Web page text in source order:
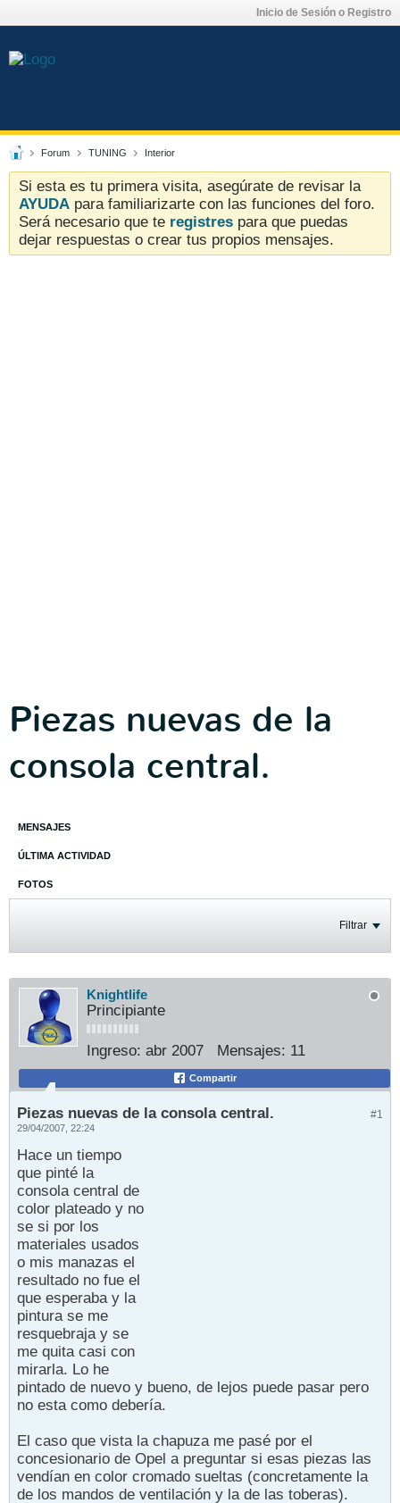
Inicio de Sesión o Registro
Forum TUNING Interior
Si esta es tu primera visita, asegúrate de revisar la
AYUDA para familiarizarte con las funciones del foro.
Será necesario que te registres para que puedas
dejar respuestas o crear tus propios mensajes.
Piezas nuevas de la
consola central.
MENSAJES
ÚLTIMA ACTIVIDAD
FOTOS
Filtrar
Knightlife
Principiante
Ingreso: abr 2007 Mensajes: 11
Compartir
#1
Piezas nuevas de la consola central.
29/04/2007, 22:24
Hace un tiempo
que pinté la
consola central de
color plateado y no
se si por los
materiales usados
o mis manazas el
resultado no fue el
que esperaba y la
pintura se me
resquebraja y se
me quita casi con
mirarla. Lo he
pintado de nuevo y bueno, de lejos puede pasar pero
no esta como debería.
El caso que vista la chapuza me pasé por el
concesionario de Opel a preguntar si esas piezas las
vendían en color cromado sueltas (concretamente la
de los mandos de ventilación y la de las toberas).